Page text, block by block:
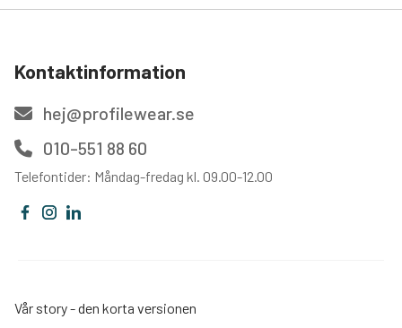
Kontaktinformation
hej@profilewear.se
010-551 88 60
Telefontider: Måndag-fredag kl. 09.00-12.00
Vår story - den korta versionen